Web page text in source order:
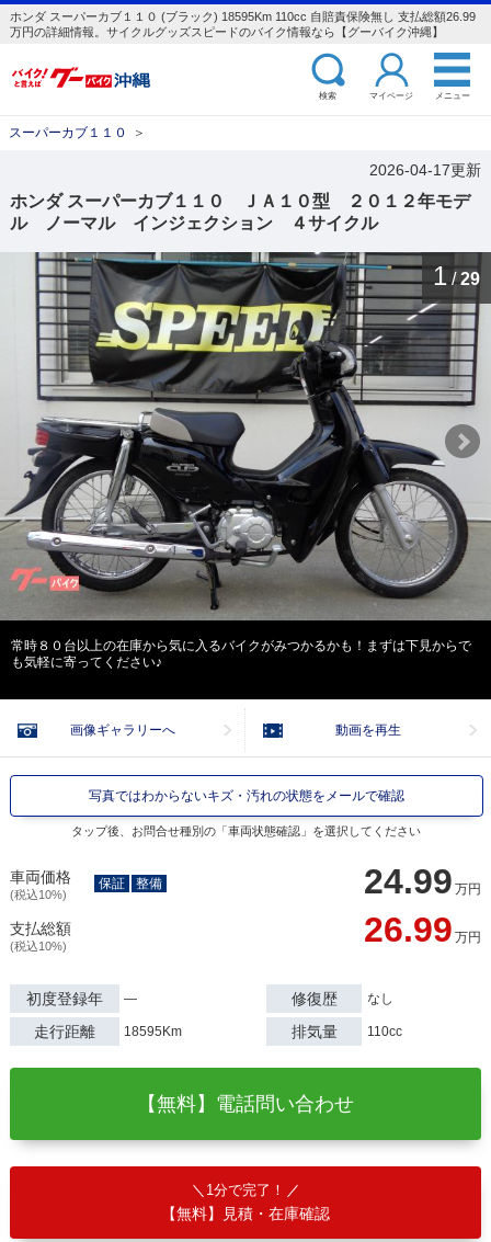
ホンダ スーパーカブ１１０ (ブラック) 18595Km 110cc 自賠責保険無し 支払総額26.99
万円の詳細情報。サイクルグッズスピードのバイク情報なら【グーバイク沖縄】
検索 マイページ メニュー
スーパーカブ１１０ ＞
2026-04-17更新
ホンダ スーパーカブ１１０ ＪＡ１０型 ２０１２年モデ
ル ノーマル インジェクション ４サイクル
1 / 29
常時８０台以上の在庫から気に入るバイクがみつかるかも！まずは下見からで
も気軽に寄ってください♪
画像ギャラリーへ 動画を再生
写真ではわからないキズ・汚れの状態をメールで確認
タップ後、お問合せ種別の「車両状態確認」を選択してください
車両価格
(税込10%) 24.99 万円
保証 整備
支払総額
(税込10%) 26.99 万円
初度登録年 ― 修復歴 なし
走行距離 18595Km 排気量 110cc
【無料】電話問い合わせ
1分で完了！
【無料】見積・在庫確認